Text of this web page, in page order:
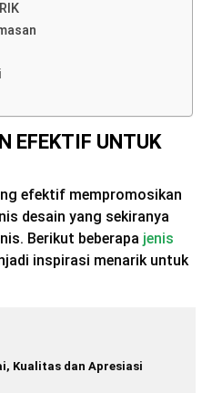
EFEKTIF UNTUK
efektif mempromosikan
desain yang sekiranya
Berikut beberapa jenis
inspirasi menarik untuk
Kualitas dan Apresiasi